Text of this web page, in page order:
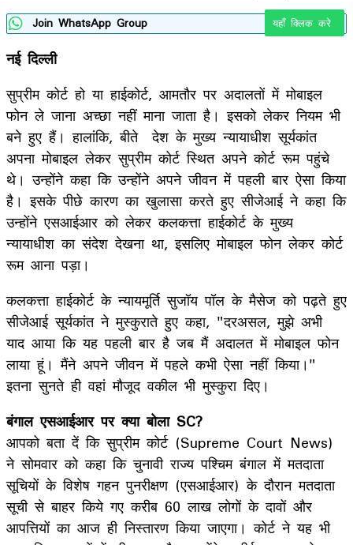
Facebook
X
LinkedIn
WhatsApp
Telegram
Join WhatsApp Group यहाँ क्लिक करे
नई दिल्ली
सुप्रीम कोर्ट हो या हाईकोर्ट, आमतौर पर अदालतों में मोबाइल
फोन ले जाना अच्छा नहीं माना जाता है। इसको लेकर नियम भी
बने हुए हैं। हालांकि, बीते देश के मुख्य न्यायाधीश सूर्यकांत
अपना मोबाइल लेकर सुप्रीम कोर्ट स्थित अपने कोर्ट रूम पहुंचे
थे। उन्होंने कहा कि उन्होंने अपने जीवन में पहली बार ऐसा किया
है। इसके पीछे कारण का खुलासा करते हुए सीजेआई ने कहा कि
उन्होंने एसआईआर को लेकर कलकत्ता हाईकोर्ट के मुख्य
न्यायाधीश का संदेश देखना था, इसलिए मोबाइल फोन लेकर कोर्ट
रूम आना पड़ा।
कलकत्ता हाईकोर्ट के न्यायमूर्ति सुजॉय पॉल के मैसेज को पढ़ते हुए
सीजेआई सूर्यकांत ने मुस्कुराते हुए कहा, "दरअसल, मुझे अभी
याद आया कि यह पहली बार है जब मैं अदालत में मोबाइल फोन
लाया हूं। मैंने अपने जीवन में पहले कभी ऐसा नहीं किया।"
इतना सुनते ही वहां मौजूद वकील भी मुस्कुरा दिए।
बंगाल एसआईआर पर क्या बोला SC?
आपको बता दें कि सुप्रीम कोर्ट (Supreme Court News)
ने सोमवार को कहा कि चुनावी राज्य पश्चिम बंगाल में मतदाता
सूचियों के विशेष गहन पुनरीक्षण (एसआईआर) के दौरान मतदाता
सूची से बाहर किये गए करीब 60 लाख लोगों के दावों और
आपत्तियों का आज ही निस्तारण किया जाएगा। कोर्ट ने यह भी